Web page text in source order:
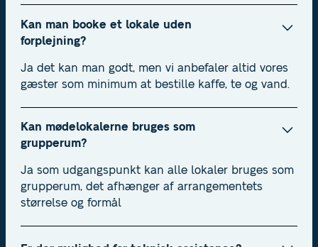
Kan man booke et lokale uden
forplejning?
Ja det kan man godt, men vi anbefaler altid vores
gæster som minimum at bestille kaffe, te og vand.
Kan mødelokalerne bruges som
grupperum?
Ja som udgangspunkt kan alle lokaler bruges som
grupperum, det afhænger af arrangementets
størrelse og formål